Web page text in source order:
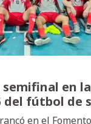
en la
del fútbol de
en el